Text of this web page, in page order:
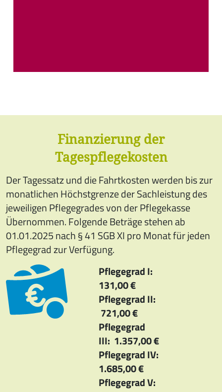
Finanzierung der
Tagespflegekosten
Der Tagessatz und die Fahrtkosten werden bis zur
monatlichen Höchstgrenze der Sachleistung des
jeweiligen Pflegegrades von der Pflegekasse
Übernommen. Folgende Beträge stehen ab
01.01.2025 nach § 41 SGB XI pro Monat für jeden
Pflegegrad zur Verfügung.
Pflegegrad I:
131,00 €
Pflegegrad II:
721,00 €
Pflegegrad
III: 1.357,00 €
Pflegegrad IV:
1.685,00 €
Pflegegrad V: